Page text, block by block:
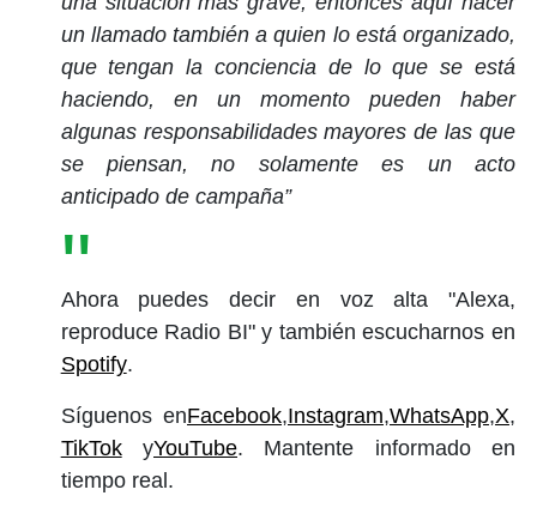
un llamado también a quien lo está organizado,
que tengan la conciencia de lo que se está
haciendo, en un momento pueden haber
algunas responsabilidades mayores de las que
se piensan, no solamente es un acto
anticipado de campaña”
Ahora puedes decir en voz alta "Alexa,
reproduce Radio BI" y también escucharnos en
Spotify.
Síguenos enFacebook,Instagram,WhatsApp,X,
TikTokyYouTube. Mantente informado en
tiempo real.